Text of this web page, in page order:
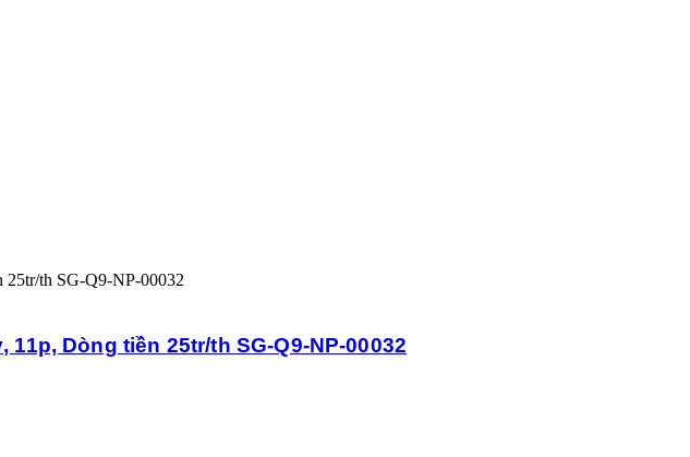
Dòng tiền 25tr/th SG-Q9-NP-00032